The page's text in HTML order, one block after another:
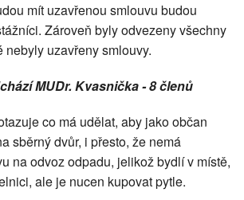
mít uzavřenou smlouvu budou
Zároveň byly odvezeny všechny
nebyly uzavřeny smlouvy.
MUDr. Kvasnička - 8 členů
co má udělat, aby jako občan
sběrný dvůr, i přesto, že nemá
na odvoz odpadu, jelikož bydlí v místě,
ale je nucen kupovat pytle.